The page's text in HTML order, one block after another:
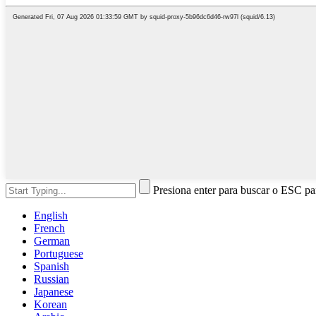
Presiona enter para buscar o ESC
English
French
German
Portuguese
Spanish
Russian
Japanese
Korean